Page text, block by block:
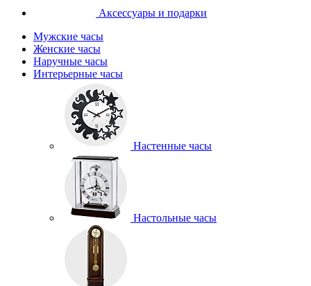
Аксессуары и подарки
Мужские часы
Женские часы
Наручные часы
Интерьерные часы
Настенные часы
Настольные часы